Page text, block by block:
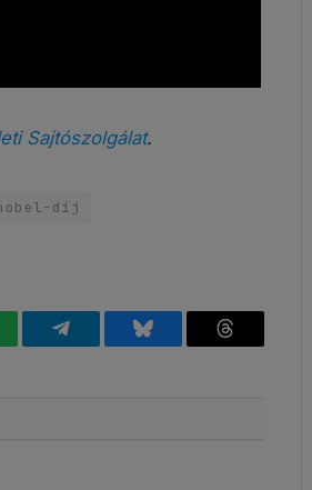
Sajtószolgálat.
díj
Telegram Bluesky Threads